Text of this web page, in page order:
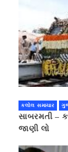
કલોલ સમાચાર
સાબરમતી –
જાણી લો